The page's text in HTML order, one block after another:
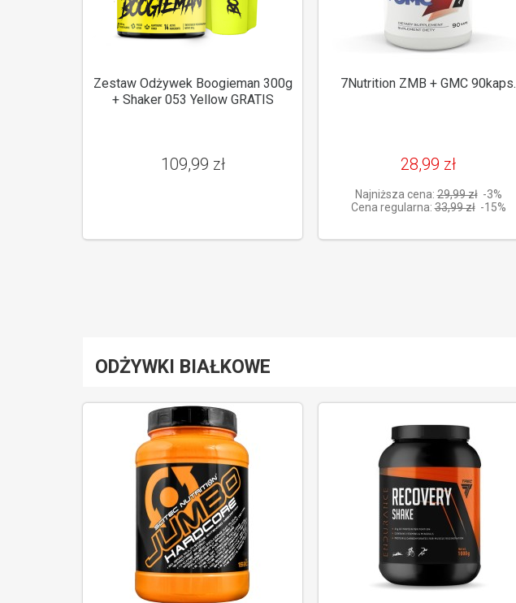
Zestaw Odżywek Boogieman 300g
+ Shaker 053 Yellow GRATIS
109,99 zł
7Nutrition ZMB + GMC 90kaps.
28,99 zł
Najniższa cena:29,99 zł -3%
Cena regularna:33,99 zł -15%
ODŻYWKI BIAŁKOWE